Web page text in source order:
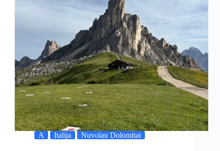
A Italija Nuvolau Dolomitai